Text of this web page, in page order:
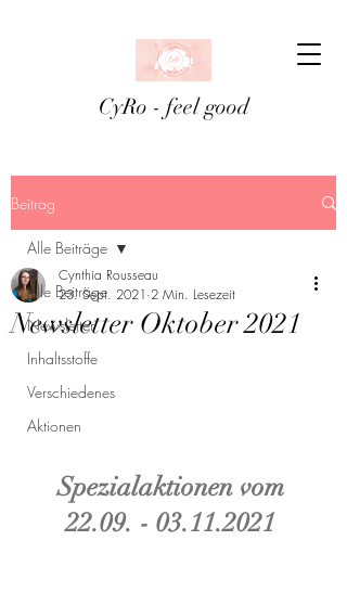
CyRo - feel good
Beitrag
Alle Beiträge
Newsletter
Inhaltsstoffe
Verschiedenes
Aktionen
Alle Beiträge
Newsletter Oktober 2021
Cynthia Rousseau
23. Sept. 2021 2 Min. Lesezeit
Spezialaktionen vom
22.09. - 03.11.2021